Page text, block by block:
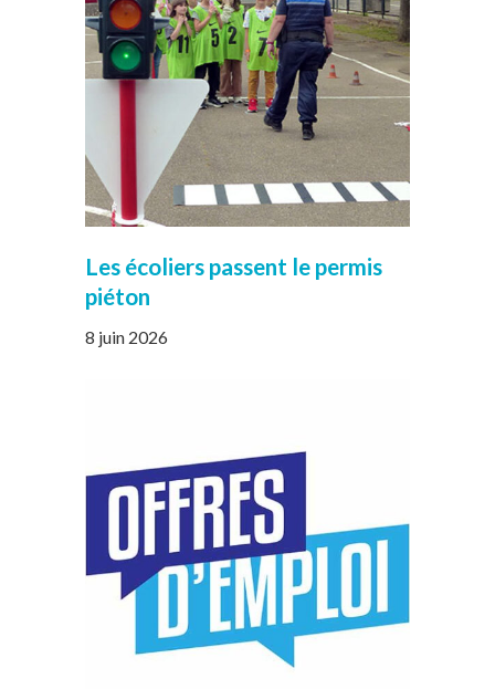
Les écoliers passent le permis
piéton
8 juin 2026